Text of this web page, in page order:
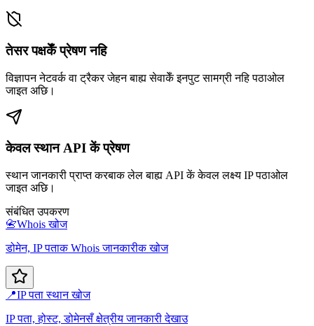
तेसर पक्षकेँ प्रेषण नहि
विज्ञापन नेटवर्क वा ट्रैकर जेहन बाह्य सेवाकेँ इनपुट सामग्री नहि पठाओल
जाइत अछि।
केवल स्थान API कें प्रेषण
स्थान जानकारी प्राप्त करबाक लेल बाह्य API कें केवल लक्ष्य IP पठाओल
जाइत अछि।
संबंधित उपकरण
📇Whois खोज
डोमेन, IP पताक Whois जानकारीक खोज
📍IP पता स्थान खोज
IP पता, होस्ट, डोमेनसँ क्षेत्रीय जानकारी देखाउ